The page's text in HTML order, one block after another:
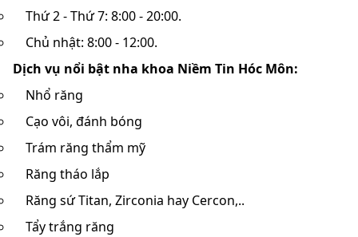
Thứ 2 - Thứ 7: 8:00 - 20:00.
Chủ nhật: 8:00 - 12:00.
Dịch vụ nổi bật nha khoa Niềm Tin Hóc Môn:
Nhổ răng
Cạo vôi, đánh bóng
Trám răng thẩm mỹ
Răng tháo lắp
Răng sứ Titan, Zirconia hay Cercon,..
Tẩy trắng răng